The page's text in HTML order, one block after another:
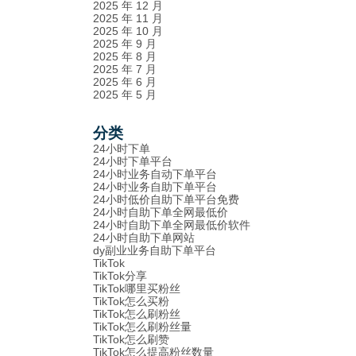
2025 年 12 月
2025 年 11 月
2025 年 10 月
2025 年 9 月
2025 年 8 月
2025 年 7 月
2025 年 6 月
2025 年 5 月
分类
24小时下单
24小时下单平台
24小时业务自动下单平台
24小时业务自助下单平台
24小时低价自助下单平台免费
24小时自助下单全网最低价
24小时自助下单全网最低价软件
24小时自助下单网站
dy副业业务自助下单平台
TikTok
TikTok分享
TikTok哪里买粉丝
TikTok怎么买粉
TikTok怎么刷粉丝
TikTok怎么刷粉丝量
TikTok怎么刷赞
TikTok怎么提高粉丝数量